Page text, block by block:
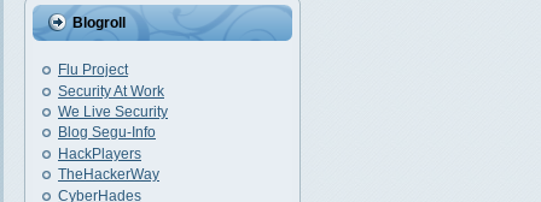
Blogroll
Flu Project
Security At Work
We Live Security
Blog Segu-Info
HackPlayers
TheHackerWay
CyberHades